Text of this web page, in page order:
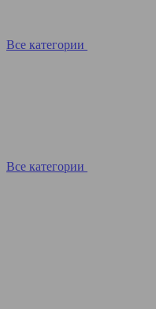
Все категории
Все категории